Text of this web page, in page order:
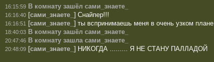
16:15:59 В комнату зашёл сами_знаете_
16:16:40 [сами_знаете_] Снайпер!!!
16:16:51 [сами_знаете_] ты вспринимаешь меня в очень узком плане
18:40:03 В комнату зашёл сами_знаете_
20:47:46 В комнату зашла сами_знаете_
20:48:09 [сами_знаете_] НИКОГДА ......... Я НЕ СТАНУ ПАЛЛАДОЙ